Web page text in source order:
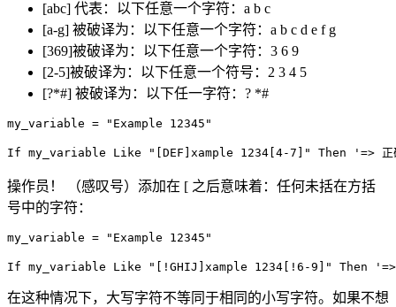
[abc] 代表：以下任意一个字符：a b c
[a-g] 被破译为：以下任意一个字符：a b c d e f g
[369]被破译为：以下任意一个字符：3 6 9
[2-5]被破译为：以下任意一个符号：2 3 4 5
[?*#] 被破译为：以下任一字符：? *#
my_variable = "Example 12345"
操作员！ （感叹号）添加在 [ 之后意味着：任何未括在方括
号中的字符：
my_variable = "Example 12345"
在这种情况下，大写字符不等同于相同的小写字符。如果不想